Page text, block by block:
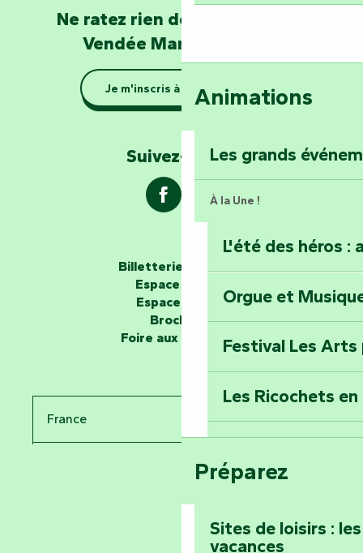
Se la couler
barque dans le
Explorez la
Les passeurs d'histoires
Partez en
Voyagez dans le
Maillezais
Animations
Les grands
À la Une !
L'été des héros :
Orgue et
Festival Les Arts
Les Ricochets
Préparez
Sites de loisirs :
vacances
Ne ratez rien de l'actualité en
Vendée Marais Poitevin
Je m'inscris à la newsletter
Suivez-nous !
Billetterie en ligne
Espace groupe
Espace presse
Brochures
Foire aux questions
France